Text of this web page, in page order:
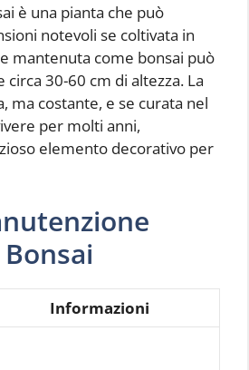
è una pianta che può
notevoli se coltivata in
mantenuta come bonsai può
30-60 cm di altezza. La
ma costante, e se curata nel
per molti anni,
elemento decorativo per
Bonsai
Informazioni